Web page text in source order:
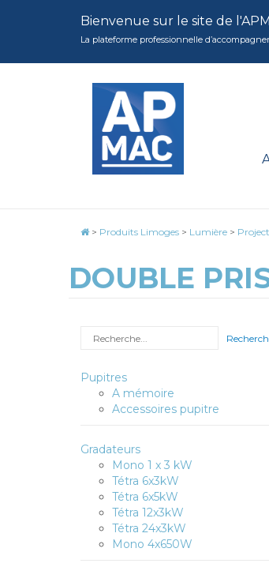
Bienvenue sur le site de
La plateforme professionnelle
> Produits Limoges > Lumière >
DOUBLE
Rechercher
Pupitres
A mémoire
Accessoires pupitre
Gradateurs
Mono 1 x 3 kW
Tétra 6x3kW
Tétra 6x5kW
Tétra 12x3kW
Tétra 24x3kW
Mono 4x650W